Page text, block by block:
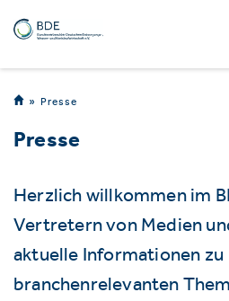
Presse
Presse
Herzlich willkommen im
Vertretern von Medien
aktuelle Informationen zu
branchenrelevanten